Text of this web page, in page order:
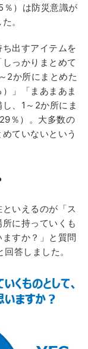
％）は防災意識が
。
ち出すアイテムを
っかりまとめて
2か所にまとめた
」「まあまあま
、1～2か所にま
％）。大多数の
ていないという
いえるのが「ス
に持っていくも
すか？」と質問
答しました。